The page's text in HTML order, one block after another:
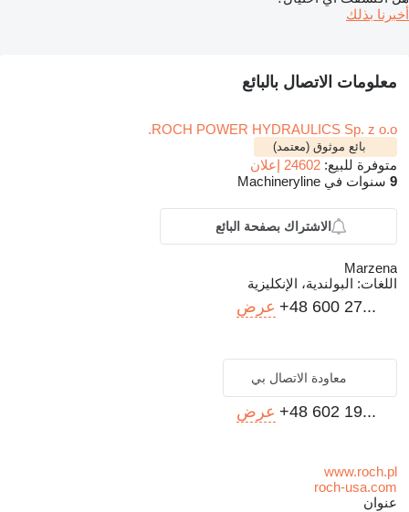
أخبرنا بذلك
معلومات الاتصال بالبائع
ROCH POWER HYDRAULICS Sp. z o.o.
بائع موثوق (معتمد)
متوفرة للبيع: 24602 إعلان
9 سنوات في Machineryline
الاشتراك بصفحة البائع
Marzena
اللغات: البولندية، الإنكليزية
+48 600 27... عرض
معاودة الاتصال بي
+48 602 19... عرض
www.roch.pl
roch-usa.com
عنوان